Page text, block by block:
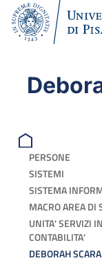
PERSONE
SISTEMI
SISTEMA
MACRO AREA DI
UNITA' SERVIZI
CONTABILITA'
DEBORAH